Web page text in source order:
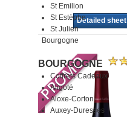
St Emilion
St Estèphe
St Julien
Bourgogne
BOURGOGNE
Coffrets Cadeaux
Aligoté
Aloxe-Corton
Auxey-Duresses
Detailed sheet